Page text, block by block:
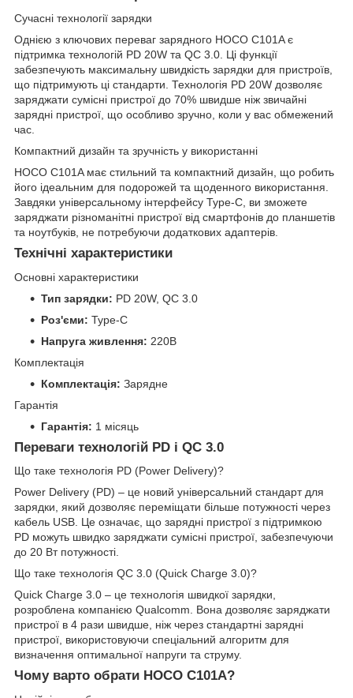
Сучасні технології зарядки
Однією з ключових переваг зарядного HOCO C101A є
підтримка технологій PD 20W та QC 3.0. Ці функції
забезпечують максимальну швидкість зарядки для пристроїв,
що підтримують ці стандарти. Технологія PD 20W дозволяє
заряджати сумісні пристрої до 70% швидше ніж звичайні
зарядні пристрої, що особливо зручно, коли у вас обмежений
час.
Компактний дизайн та зручність у використанні
HOCO C101A має стильний та компактний дизайн, що робить
його ідеальним для подорожей та щоденного використання.
Завдяки універсальному інтерфейсу Type-C, ви зможете
заряджати різноманітні пристрої від смартфонів до планшетів
та ноутбуків, не потребуючи додаткових адаптерів.
Технічні характеристики
Основні характеристики
Тип зарядки: PD 20W, QC 3.0
Роз'єми: Type-C
Напруга живлення: 220В
Комплектація
Комплектація: Зарядне
Гарантія
Гарантія: 1 місяць
Переваги технологій PD і QC 3.0
Що таке технологія PD (Power Delivery)?
Power Delivery (PD) – це новий універсальний стандарт для
зарядки, який дозволяє переміщати більше потужності через
кабель USB. Це означає, що зарядні пристрої з підтримкою
PD можуть швидко заряджати сумісні пристрої, забезпечуючи
до 20 Вт потужності.
Що таке технологія QC 3.0 (Quick Charge 3.0)?
Quick Charge 3.0 – це технологія швидкої зарядки,
розроблена компанією Qualcomm. Вона дозволяє заряджати
пристрої в 4 рази швидше, ніж через стандартні зарядні
пристрої, використовуючи спеціальний алгоритм для
визначення оптимальної напруги та струму.
Чому варто обрати HOCO C101A?